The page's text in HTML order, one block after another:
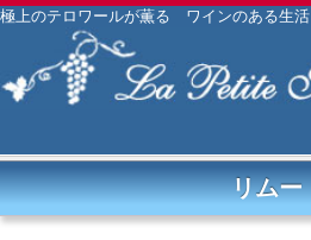
極上のテロワールが薫る ワインのある生活
リムー